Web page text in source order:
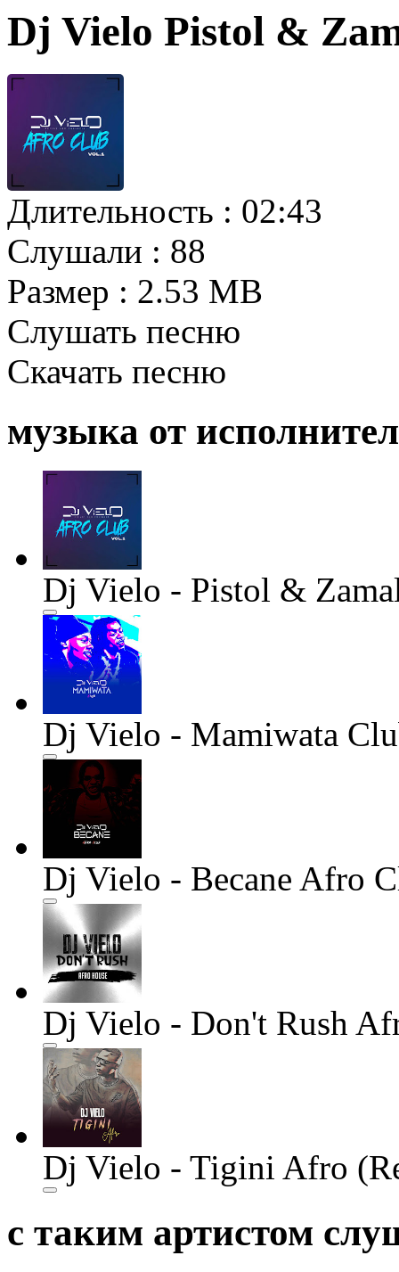
Dj Vielo Pistol &
Длительность : 02:43
Слушали : 88
Размер : 2.53 MB
Слушать песню
Скачать песню
музыка от
Dj Vielo - Pistol &
Dj Vielo - Mamiwata
Dj Vielo - Becane Afro
Dj Vielo - Don't Rush
Dj Vielo - Tigini Afro
с таким артистом